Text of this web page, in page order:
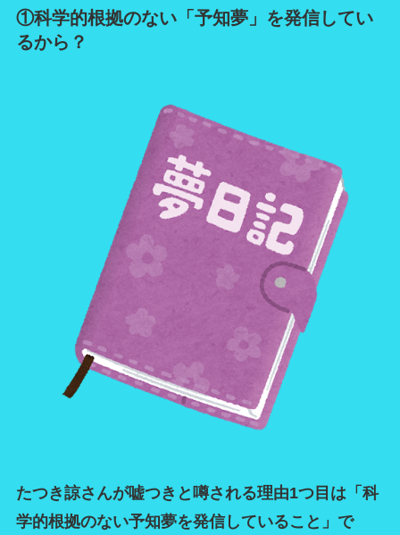
①科学的根拠のない「予知夢」を発信してい
るから？
たつき諒さんが嘘つきと噂される理由1つ目は「科
学的根拠のない予知夢を発信していること」で